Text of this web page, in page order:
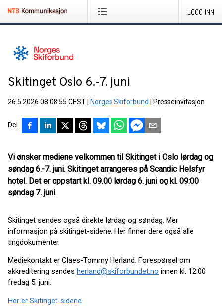
LOGG INN
Skitinget Oslo 6.-7. juni
26.5.2026 08:08:55 CEST Norges Skiforbund Presseinvitasjon
Del
Vi ønsker mediene velkommen til Skitinget i Oslo lørdag og
søndag 6.-7. juni. Skitinget arrangeres på Scandic Helsfyr
hotel. Det er oppstart kl. 09.00 lørdag 6. juni og kl. 09:00
søndag 7. juni.
Skitinget sendes også direkte lørdag og søndag. Mer
informasjon på skitinget-sidene. Her finner dere også alle
tingdokumenter.
Mediekontakt er Claes-Tommy Herland. Forespørsel om
akkreditering sendes herland@skiforbundet.no innen kl. 12.00
fredag 5. juni.
Her er Skitinget-sidene